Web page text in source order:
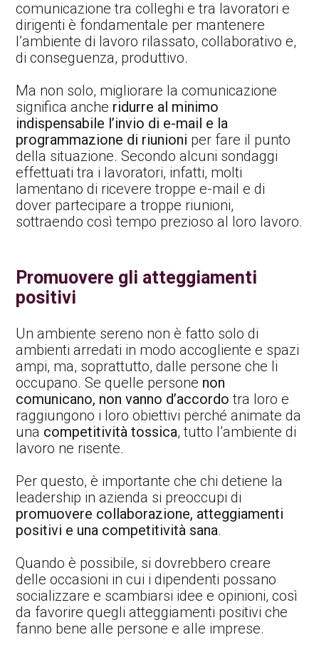
comunicazione tra colleghi e tra lavoratori e
dirigenti è fondamentale per mantenere
l’ambiente di lavoro rilassato, collaborativo e,
di conseguenza, produttivo.
Ma non solo, migliorare la comunicazione
significa anche ridurre al minimo
indispensabile l’invio di e-mail e la
programmazione di riunioni per fare il punto
della situazione. Secondo alcuni sondaggi
effettuati tra i lavoratori, infatti, molti
lamentano di ricevere troppe e-mail e di
dover partecipare a troppe riunioni,
sottraendo così tempo prezioso al loro lavoro.
Promuovere gli atteggiamenti
positivi
Un ambiente sereno non è fatto solo di
ambienti arredati in modo accogliente e spazi
ampi, ma, soprattutto, dalle persone che li
occupano. Se quelle persone non
comunicano, non vanno d’accordo tra loro e
raggiungono i loro obiettivi perché animate da
una competitività tossica, tutto l’ambiente di
lavoro ne risente.
Per questo, è importante che chi detiene la
leadership in azienda si preoccupi di
promuovere collaborazione, atteggiamenti
positivi e una competitività sana.
Quando è possibile, si dovrebbero creare
delle occasioni in cui i dipendenti possano
socializzare e scambiarsi idee e opinioni, così
da favorire quegli atteggiamenti positivi che
fanno bene alle persone e alle imprese.